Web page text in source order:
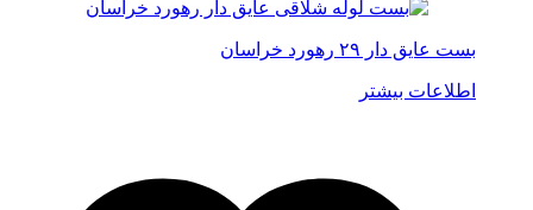
بست عایق دار ۲۹ رهورد خراسان
اطلاعات بیشتر